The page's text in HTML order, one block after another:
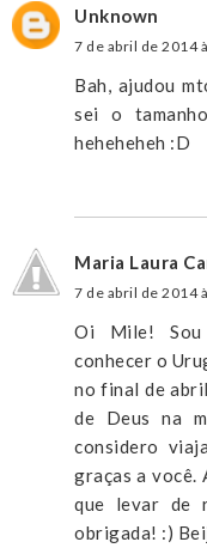
Unknown
7 de abril de 2014
Bah, ajudou
sei o
heheheheh :D
Maria Laura
7 de abril de 2014
Oi Mile! Sou
conhecer o
no final de
de Deus na
considero
graças a você.
que levar de
obrigada! :)